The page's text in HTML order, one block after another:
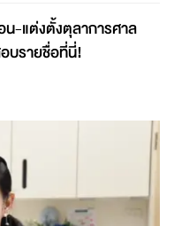
น-แต่งตั้งตุลาการศาล
บรายชื่อที่นี่!